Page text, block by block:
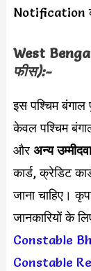
Notification
West
फीस):-
इस पश्चिम
केवल पश्चिम
और अन्य
कार्ड, क्रेडिट
जाना चाहिए।
जानकारियों के
Constable
Constable